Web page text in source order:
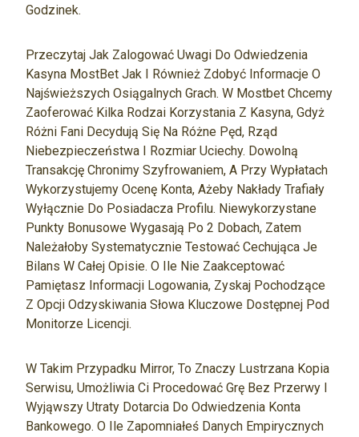
Godzinek.
Przeczytaj Jak Zalogować Uwagi Do Odwiedzenia
Kasyna MostBet Jak I Również Zdobyć Informacje O
Najświeższych Osiągalnych Grach. W Mostbet Chcemy
Zaoferować Kilka Rodzai Korzystania Z Kasyna, Gdyż
Różni Fani Decydują Się Na Różne Pęd, Rząd
Niebezpieczeństwa I Rozmiar Uciechy. Dowolną
Transakcję Chronimy Szyfrowaniem, A Przy Wypłatach
Wykorzystujemy Ocenę Konta, Ażeby Nakłady Trafiały
Wyłącznie Do Posiadacza Profilu. Niewykorzystane
Punkty Bonusowe Wygasają Po 2 Dobach, Zatem
Należałoby Systematycznie Testować Cechująca Je
Bilans W Całej Opisie. O Ile Nie Zaakceptować
Pamiętasz Informacji Logowania, Zyskaj Pochodzące
Z Opcji Odzyskiwania Słowa Kluczowe Dostępnej Pod
Monitorze Licencji.
W Takim Przypadku Mirror, To Znaczy Lustrzana Kopia
Serwisu, Umożliwia Ci Procedować Grę Bez Przerwy I
Wyjąwszy Utraty Dotarcia Do Odwiedzenia Konta
Bankowego. O Ile Zapomniałeś Danych Empirycznych